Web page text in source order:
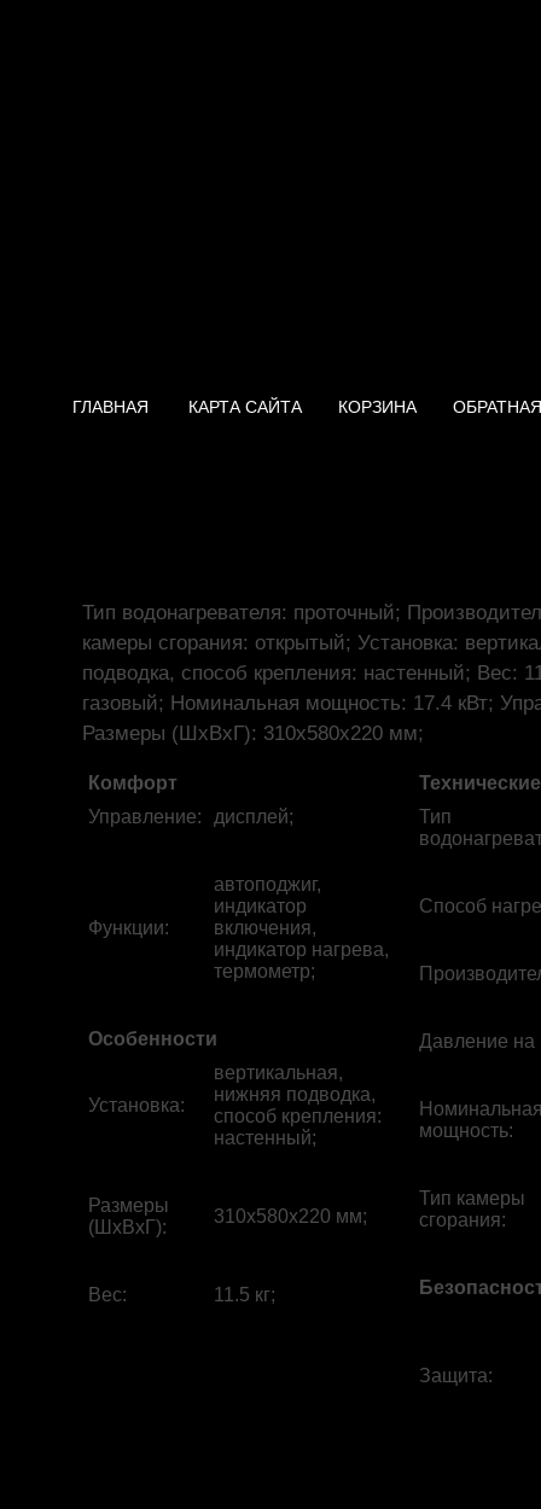
ГЛАВНАЯ КАРТА САЙТА КОРЗИНА
Тип водонагревателя: проточный;
камеры сгорания: открытый; Установка:
подводка, способ крепления: настенный; Вес:
газовый; Номинальная мощность: 17.4 кВт;
Размеры (ШхВхГ): 310x580x220 мм;
Комфорт
Управление: дисплей;
Функции:
автоподжиг,
индикатор
включения,
индикатор нагрева,
термометр;
Особенности
Установка:
вертикальная,
нижняя подводка,
способ крепления:
настенный;
Размеры
(ШхВхГ):
310x580x220 мм;
Вес: 11.5 кг;
Тип
Способ
Давление на
мощность:
Тип камеры
сгорания:
Защита: